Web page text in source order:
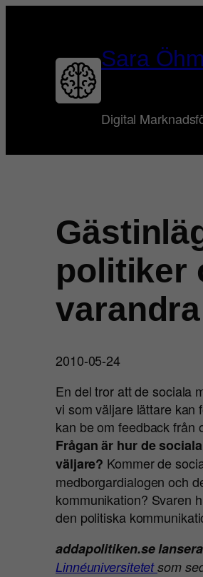
Sara
Digital
politiker
2010-05-24
En del tror att de sociala
vi som väljare lättare kan
kan be om feedback från
Frågan är hur de
väljare? Kommer de
medborgardialogen och
kommunikation? Svaren
den politiska
addapolitiken.se
Linnéuniversitetetsom